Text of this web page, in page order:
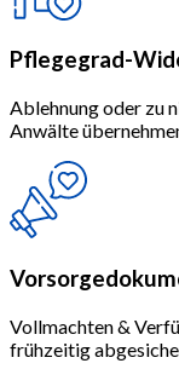
Pflegegrad-
Ablehnung oder zu
Anwälte
Vollmachten &
frühzeitig